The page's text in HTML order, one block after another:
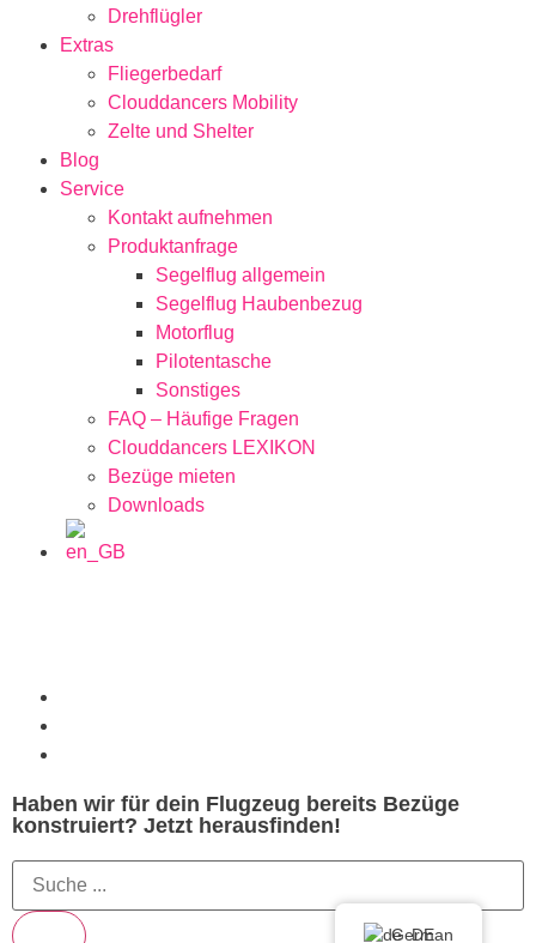
German
Drehflügler
Extras
Fliegerbedarf
Clouddancers Mobility
Zelte und Shelter
Blog
Service
Kontakt aufnehmen
Produktanfrage
Segelflug allgemein
Segelflug Haubenbezug
Motorflug
Pilotentasche
Sonstiges
FAQ – Häufige Fragen
Clouddancers LEXIKON
Bezüge mieten
Downloads
Haben wir für dein Flugzeug bereits Bezüge
konstruiert? Jetzt herausfinden!